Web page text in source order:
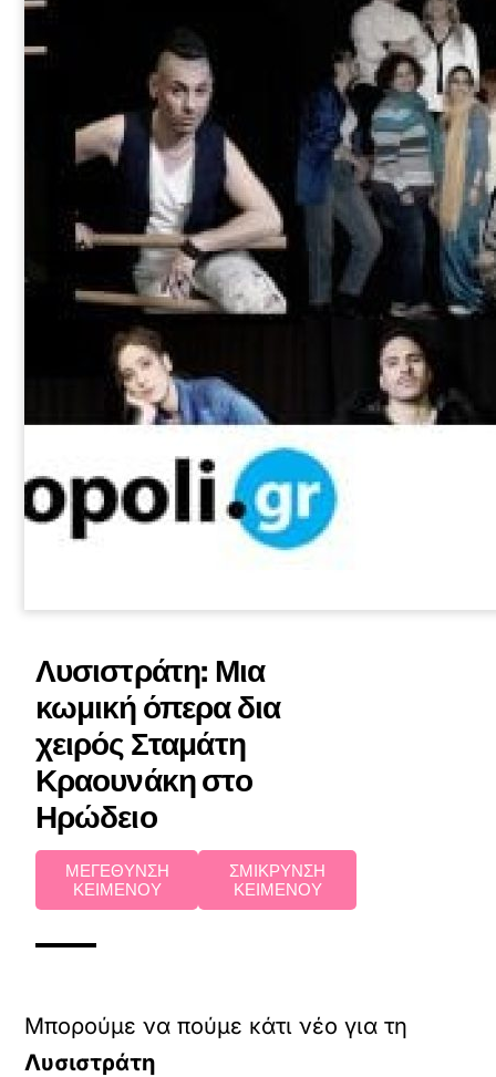
Λυσιστράτη: Μια
κωμική όπερα δια
χειρός Σταμάτη
Κραουνάκη στο
Ηρώδειο
ΜΕΓΕΘΥΝΣΗ
ΚΕΙΜΕΝΟΥ
ΣΜΙΚΡΥΝΣΗ
ΚΕΙΜΕΝΟΥ
Μπορούμε να πούμε κάτι νέο για τη
Λυσιστράτη